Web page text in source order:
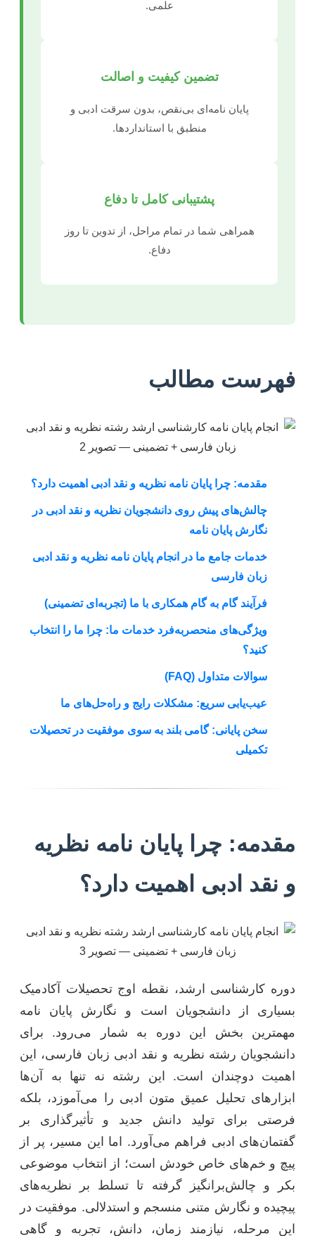
علمی.
تضمین کیفیت و اصالت
پایان نامه‌ای بی‌نقص، بدون سرقت ادبی و
منطبق با استانداردها.
پشتیبانی کامل تا دفاع
همراهی شما در تمام مراحل، از تدوین تا روز
دفاع.
فهرست مطالب
مقدمه: چرا پایان نامه نظریه و نقد ادبی اهمیت دارد؟
چالش‌های پیش روی دانشجویان نظریه و نقد ادبی در
نگارش پایان نامه
خدمات جامع ما در انجام پایان نامه نظریه و نقد ادبی
زبان فارسی
فرآیند گام به گام همکاری با ما (تجربه‌ای تضمینی)
ویژگی‌های منحصربه‌فرد خدمات ما: چرا ما را انتخاب
کنید؟
سوالات متداول (FAQ)
عیب‌یابی سریع: مشکلات رایج و راه‌حل‌های ما
سخن پایانی: گامی بلند به سوی موفقیت در تحصیلات
تکمیلی
مقدمه: چرا پایان نامه نظریه
و نقد ادبی اهمیت دارد؟
دوره کارشناسی ارشد، نقطه اوج تحصیلات آکادمیک
بسیاری از دانشجویان است و نگارش پایان نامه
مهمترین بخش این دوره به شمار می‌رود. برای
دانشجویان رشته نظریه و نقد ادبی زبان فارسی، این
اهمیت دوچندان است. این رشته نه تنها به آن‌ها
ابزارهای تحلیل عمیق متون ادبی را می‌آموزد، بلکه
فرصتی برای تولید دانش جدید و تأثیرگذاری بر
گفتمان‌های ادبی فراهم می‌آورد. اما این مسیر، پر از
پیچ و خم‌های خاص خودش است؛ از انتخاب موضوعی
بکر و چالش‌برانگیز گرفته تا تسلط بر نظریه‌های
پیچیده و نگارش متنی منسجم و استدلالی. موفقیت در
این مرحله، نیازمند زمان، دانش، تجربه و گاهی